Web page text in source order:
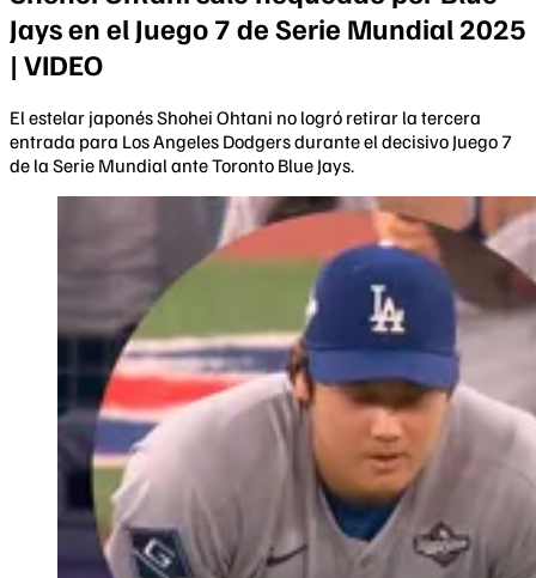
Jays en el Juego 7 de Serie Mundial 2025
| VIDEO
El estelar japonés Shohei Ohtani no logró retirar la tercera
entrada para Los Angeles Dodgers durante el decisivo Juego 7
de la Serie Mundial ante Toronto Blue Jays.